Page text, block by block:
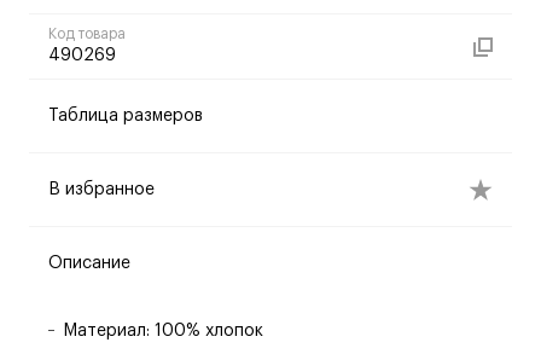
Код товара
490269
Таблица размеров
В избранное
Описание
Материал: 100% хлопок